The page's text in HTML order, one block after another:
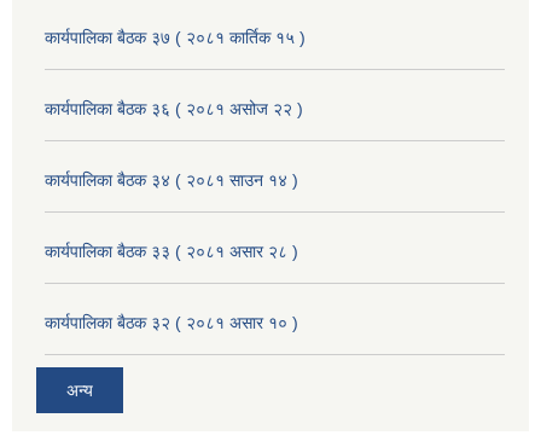
कार्यपालिका बैठक ३७ ( २०८१ कार्तिक १५ )
कार्यपालिका बैठक ३६ ( २०८१ असोज २२ )
कार्यपालिका बैठक ३४ ( २०८१ साउन १४ )
कार्यपालिका बैठक ३३ ( २०८१ असार २८ )
कार्यपालिका बैठक ३२ ( २०८१ असार १० )
अन्य